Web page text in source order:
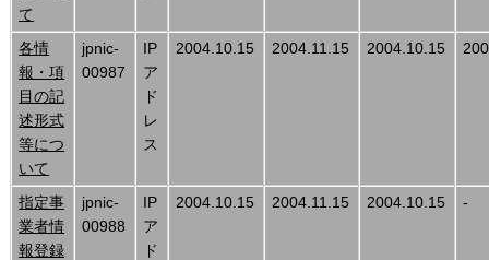
て
各情
報・項
目の記
述形式
等につ
いて
jpnic-
00987
IP
ア
ド
レ
ス
2004.10.15 2004.11.15 2004.10.15
指定事
業者情
報登録
jpnic-
00988
IP
ア
ド
2004.10.15 2004.11.15 2004.10.15 -